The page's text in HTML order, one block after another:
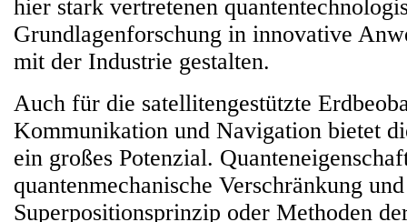
hier stark vertretenen
Grundlagenforschung in innovative
mit der Industrie gestalten.
Auch für die satellitengestützte
Kommunikation und Navigation bietet
ein großes Potenzial.
quantenmechanische Verschränkung
Superpositionsprinzip oder Methoden